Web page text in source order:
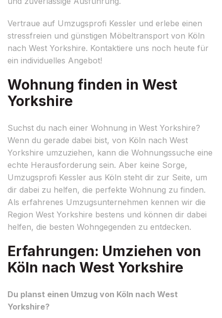
Vertraue auf Umzugsprofi Kessler und erlebe einen
stressfreien und günstigen Möbeltransport von Köln
nach West Yorkshire. Kontaktiere uns noch heute für
ein individuelles Angebot!
Wohnung finden in West
Yorkshire
Suchst du nach einer Wohnung in West Yorkshire?
Wenn du gerade dabei bist, von Köln nach West
Yorkshire umzuziehen, kann die Wohnungssuche eine
echte Herausforderung sein. Aber keine Sorge,
Umzugsprofi Kessler aus Köln steht dir zur Seite, um
dir dabei zu helfen, die perfekte Wohnung zu finden.
Als erfahrenes Umzugsunternehmen kennen wir die
Region West Yorkshire bestens und können dir dabei
helfen, die besten Wohngegenden zu entdecken.
Erfahrungen: Umziehen von
Köln nach West Yorkshire
Du planst einen Umzug von Köln nach West
Yorkshire?